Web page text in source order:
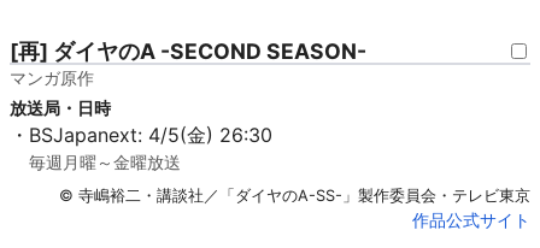
[再] ダイヤのA -SECOND SEASON-
マンガ原作
放送局・日時
・BSJapanext: 4/5(金) 26:30
毎週月曜～金曜放送
© 寺嶋裕二・講談社／「ダイヤのA-SS-」製作委員会・テレビ東京
作品公式サイト